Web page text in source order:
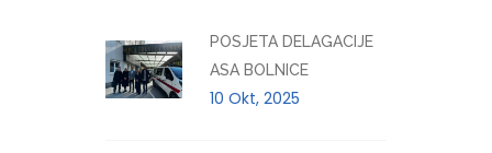
POSJETA DELAGACIJE
ASA BOLNICE
10 Okt, 2025